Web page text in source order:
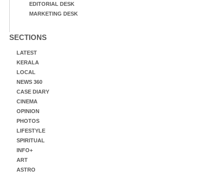
EDITORIAL DESK
MARKETING DESK
SECTIONS
LATEST
KERALA
LOCAL
NEWS 360
CASE DIARY
CINEMA
OPINION
PHOTOS
LIFESTYLE
SPIRITUAL
INFO+
ART
ASTRO